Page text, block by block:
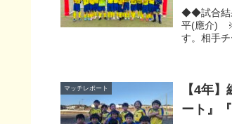
◆◆試合結
平(應介)
す。相手チ
マッチレポート
【4年
ート』